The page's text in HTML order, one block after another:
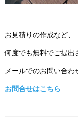
お見積りの作成など、
何度でも無料でご提出
メールでのお問い合
お問合せはこちら